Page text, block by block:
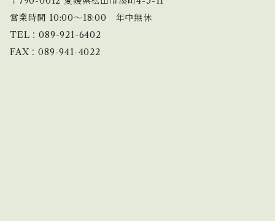
営業時間 10:00〜18:00 年中無休
TEL：089-921-6402
FAX：089-941-4022